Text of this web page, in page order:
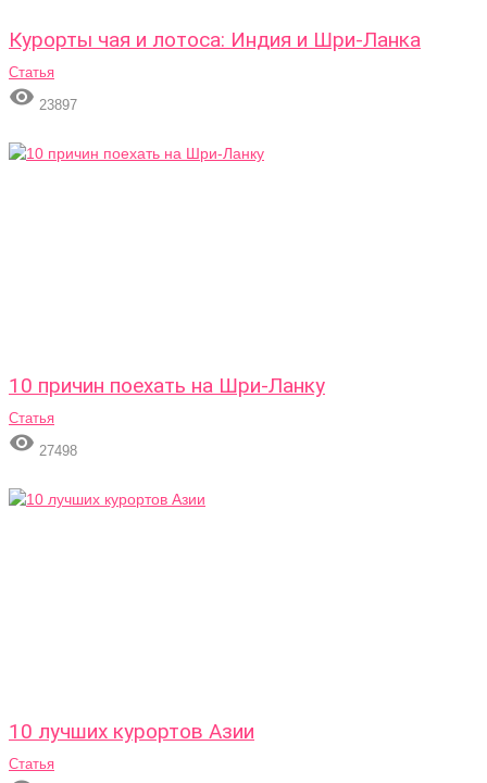
Курорты чая и лотоса: Индия и Шри-Ланка
Статья
 23897
10 причин поехать на Шри-Ланку
Статья
 27498
10 лучших курортов Азии
Статья